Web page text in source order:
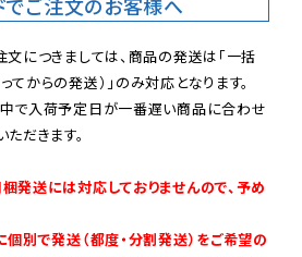
文につきましては、商品の発送は「一括
からの発送）」のみ対応となります。
で入荷予定日が一番遅い商品に合わせ
だきます。
発送には対応しておりませんので、予め
個別で発送（都度・分割発送）をご希望の